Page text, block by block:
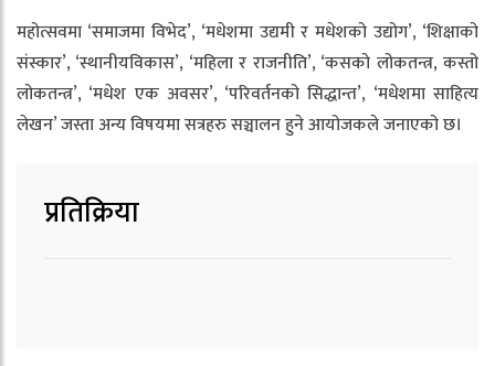
महोत्सवमा ‘समाजमा विभेद’, ‘मधेशमा उद्यमी र मधेशको उद्योग’, ‘शिक्षाको
संस्कार’, ‘स्थानीयविकास’, ‘महिला र राजनीति’, ‘कसको लोकतन्त्र, कस्तो
लोकतन्त्र’, ‘मधेश एक अवसर’, ‘परिवर्तनको सिद्धान्त’, ‘मधेशमा साहित्य
लेखन’ जस्ता अन्य विषयमा सत्रहरु सञ्चालन हुने आयोजकले जनाएको छ।
प्रतिक्रिया